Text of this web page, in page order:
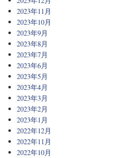
2023年11月
2023年10月
2023年9月
2023年8月
2023年7月
2023年6月
2023年5月
2023年4月
2023年3月
2023年2月
2023年1月
2022年12月
2022年11月
2022年10月